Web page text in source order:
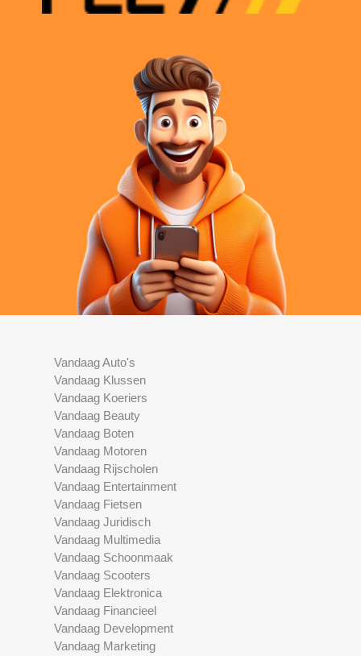
Vandaag Auto's
Vandaag Klussen
Vandaag Koeriers
Vandaag Beauty
Vandaag Boten
Vandaag Motoren
Vandaag Rijscholen
Vandaag Entertainment
Vandaag Fietsen
Vandaag Juridisch
Vandaag Multimedia
Vandaag Schoonmaak
Vandaag Scooters
Vandaag Elektronica
Vandaag Financieel
Vandaag Development
Vandaag Marketing